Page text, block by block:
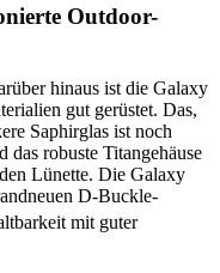
Outdoor-
hinaus ist die Galaxy
gut gerüstet. Das,
Saphirglas ist noch
das robuste Titangehäuse
Lünette. Die Galaxy
D-Buckle-
mit guter